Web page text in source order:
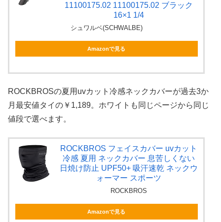
11100175.02 11100175.02 ブラック
16×1 1/4
シュワルベ(SCHWALBE)
Amazonで見る
ROCKBROSの夏用uvカット冷感ネックカバーが過去3か
月最安値タイの￥1,189。ホワイトも同じページから同じ
値段で選べます。
ROCKBROS フェイスカバー uvカット
冷感 夏用 ネックカバー 息苦しくない
日焼け防止 UPF50+ 吸汗速乾 ネックウ
ォーマー スポーツ
ROCKBROS
Amazonで見る